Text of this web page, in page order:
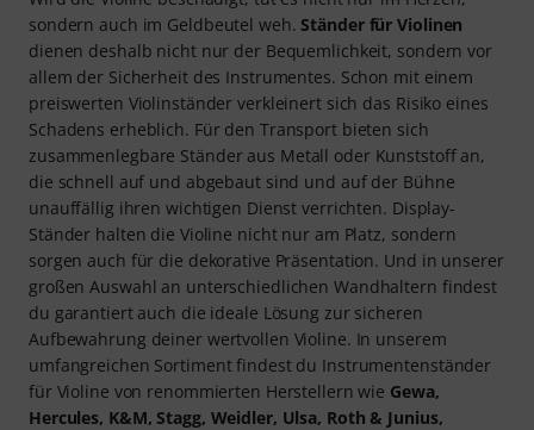
sondern auch im Geldbeutel weh.Ständer für Violinen
dienen deshalb nicht nur der Bequemlichkeit, sondern vor
allem der Sicherheit des Instrumentes. Schon mit einem
preiswerten Violinständer verkleinert sich das Risiko eines
Schadens erheblich. Für den Transport bieten sich
zusammenlegbare Ständer aus Metall oder Kunststoff an,
die schnell auf und abgebaut sind und auf der Bühne
unauffällig ihren wichtigen Dienst verrichten. Display-
Ständer halten die Violine nicht nur am Platz, sondern
sorgen auch für die dekorative Präsentation. Und in unserer
großen Auswahl an unterschiedlichen Wandhaltern findest
du garantiert auch die ideale Lösung zur sicheren
Aufbewahrung deiner wertvollen Violine. In unserem
umfangreichen Sortiment findest du Instrumentenständer
für Violine von renommierten Herstellern wie Gewa,
Hercules, K&M, Stagg, Weidler, Ulsa, Roth & Junius,